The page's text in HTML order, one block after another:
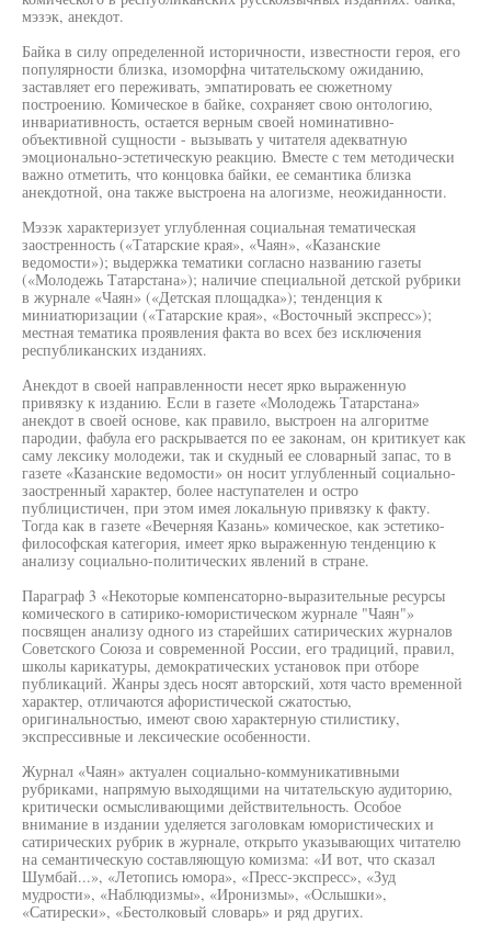
мэзэк, анекдот.
Байка в силу определенной историчности, известности героя, его
популярности близка, изоморфна читательскому ожиданию,
заставляет его переживать, эмпатировать ее сюжетному
построению. Комическое в байке, сохраняет свою онтологию,
инвариативность, остается верным своей номинативно-
объективной сущности - вызывать у читателя адекватную
эмоционально-эстетическую реакцию. Вместе с тем методически
важно отметить, что концовка байки, ее семантика близка
анекдотной, она также выстроена на алогизме, неожиданности.
Мэзэк характеризует углубленная социальная тематическая
заостренность («Татарские края», «Чаян», «Казанские
ведомости»); выдержка тематики согласно названию газеты
(«Молодежь Татарстана»); наличие специальной детской рубрики
в журнале «Чаян» («Детская площадка»); тенденция к
миниатюризации («Татарские края», «Восточный экспресс»);
местная тематика проявления факта во всех без исключения
республиканских изданиях.
Анекдот в своей направленности несет ярко выраженную
привязку к изданию. Если в газете «Молодежь Татарстана»
анекдот в своей основе, как правило, выстроен на алгоритме
пародии, фабула его раскрывается по ее законам, он критикует как
саму лексику молодежи, так и скудный ее словарный запас, то в
газете «Казанские ведомости» он носит углубленный социально-
заостренный характер, более наступателен и остро
публицистичен, при этом имея локальную привязку к факту.
Тогда как в газете «Вечерняя Казань» комическое, как эстетико-
философская категория, имеет ярко выраженную тенденцию к
анализу социально-политических явлений в стране.
Параграф 3 «Некоторые компенсаторно-выразительные ресурсы
комического в сатирико-юмористическом журнале "Чаян"»
посвящен анализу одного из старейших сатирических журналов
Советского Союза и современной России, его традиций, правил,
школы карикатуры, демократических установок при отборе
публикаций. Жанры здесь носят авторский, хотя часто временной
характер, отличаются афористической сжатостью,
оригинальностью, имеют свою характерную стилистику,
экспрессивные и лексические особенности.
Журнал «Чаян» актуален социально-коммуникативными
рубриками, напрямую выходящими на читательскую аудиторию,
критически осмысливающими действительность. Особое
внимание в издании уделяется заголовкам юмористических и
сатирических рубрик в журнале, открыто указывающих читателю
на семантическую составляющую комизма: «И вот, что сказал
Шумбай...», «Летопись юмора», «Пресс-экспресс», «Зуд
мудрости», «Наблюдизмы», «Иронизмы», «Ослышки»,
«Сатирески», «Бестолковый словарь» и ряд других.